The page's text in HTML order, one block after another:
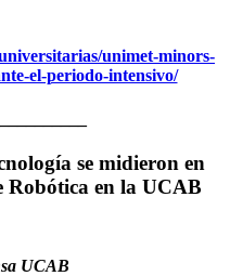
unimet-minors-
el-periodo-intensivo/
se midieron en
Robótica en la UCAB
UCAB